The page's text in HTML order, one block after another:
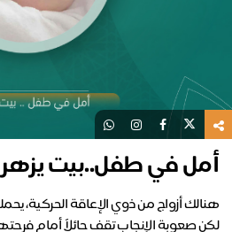
أمل في طفل..بيت يزهر